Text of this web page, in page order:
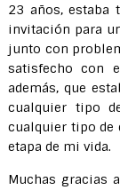
23 años, estaba
invitación para
junto con
satisfecho con
además, que
cualquier tipo
cualquier tipo de
etapa de mi vida.
Muchas gracias